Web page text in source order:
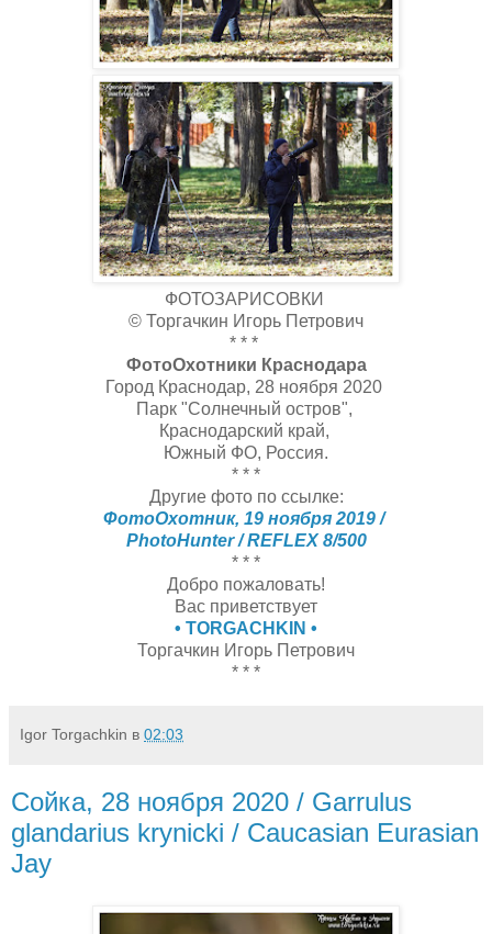
ФОТОЗАРИСОВКИ
© Торгачкин Игорь Петрович
* * *
ФотоОхотники Краснодара
Город Краснодар, 28 ноября 2020
Парк "Солнечный остров",
Краснодарский край,
Южный ФО, Россия.
* * *
Другие фото по ссылке:
ФотоОхотник, 19 ноября 2019 /
PhotoHunter / REFLEX 8/500
* * *
Добро пожаловать!
Вас приветствует
• TORGACHKIN •
Торгачкин Игорь Петрович
* * *
Igor Torgachkin в 02:03
Сойка, 28 ноября 2020 / Garrulus
glandarius krynicki / Caucasian Eurasian
Jay